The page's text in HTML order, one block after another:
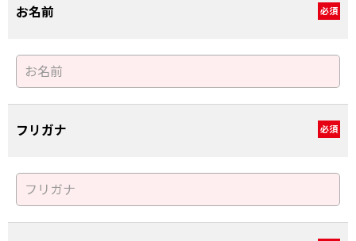
お名前 必須
フリガナ 必須